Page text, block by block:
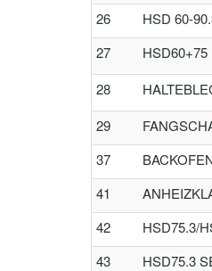
26 HSD 60-
27
28
29
37
41
42 HSD75.3/
43 HSD75.3